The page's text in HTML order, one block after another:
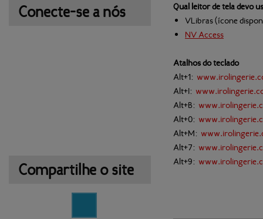
Conecte-se a nós
Compartilhe o site
Qual leitor de tela devo
VLibras (ícone
NV Access
Atalhos do teclado
Alt+1:
Alt+I:
Alt+B:
Alt+0:
Alt+M:
Alt+7:
Alt+9: